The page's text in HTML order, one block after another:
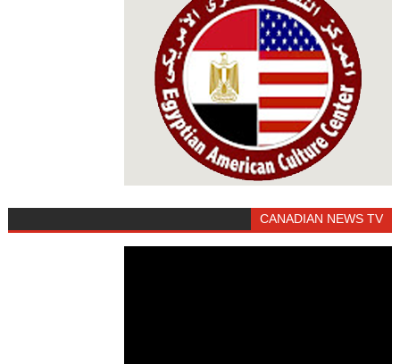
CANADIAN NEWS TV